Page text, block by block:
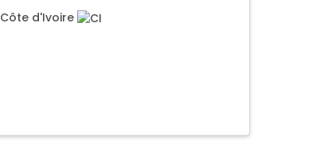
Côte d'Ivoire